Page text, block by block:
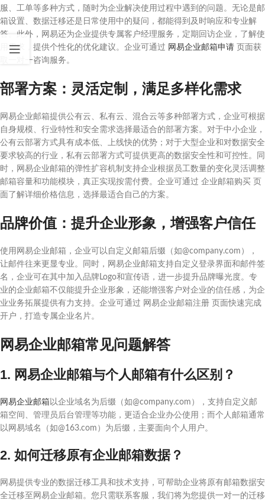
服、工单等多种方式，随时为企业解决使用过程中遇到的问题。无论是邮
箱设置、数据迁移还是日常使用中的疑问，都能得到及时响应和专业解
答。此外，网易还为企业提供专属客户经理服务，定期回访企业，了解使
用需求，提供个性化的优化建议。企业可通过 网易企业邮箱申请 页面获
取一对一咨询服务。
部署方案：灵活定制，满足多样化需求
网易企业邮箱提供公有云、私有云、混合云等多种部署方式，企业可根据
自身规模、行业特性和安全需求选择最适合的部署方案。对于中小企业，
公有云部署方式具有成本低、上线快的优势；对于大型企业和对数据安全
要求较高的行业，私有云部署方式可提供更高的数据安全性和可控性。同
时，网易企业邮箱的弹性扩容机制支持企业根据员工数量的变化灵活调整
邮箱容量和功能模块，真正实现按需付费。企业可通过 企业邮箱购买 页
面了解详细价格信息，选择最适合自己的方案。
品牌价值：提升企业形象，增强客户信任
使用网易企业邮箱，企业可以自定义邮箱后缀（如@company.com），
让邮件往来更显专业。同时，网易企业邮箱支持自定义登录界面和邮件签
名，企业可在其中加入品牌Logo和宣传语，进一步提升品牌曝光度。专
业的企业邮箱不仅能提升企业形象，还能增强客户对企业的信任感，为企
业业务拓展提供有力支持。企业可通过 网易企业邮箱注册 页面快速完成
开户，打造专属企业名片。
网易企业邮箱常见问题解答
1. 网易企业邮箱与个人邮箱有什么区别？
网易企业邮箱 以企业域名为后缀（如@company.com），支持自定义邮
箱空间、管理员后台管理等功能，更适合企业办公使用；而个人邮箱通常
以网易域名（如@163.com）为后缀，主要面向个人用户。
2. 如何迁移原有企业邮箱数据？
网易提供专业的数据迁移工具和技术支持，可帮助企业将原有邮箱数据安
全迁移至网易企业邮箱。您只需联系客服，我们将为您提供一对一的迁移